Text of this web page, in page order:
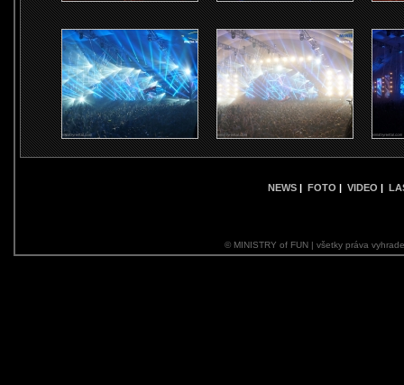
NEWS | FOTO | VIDEO |
© MINISTRY of FUN | všetky práva